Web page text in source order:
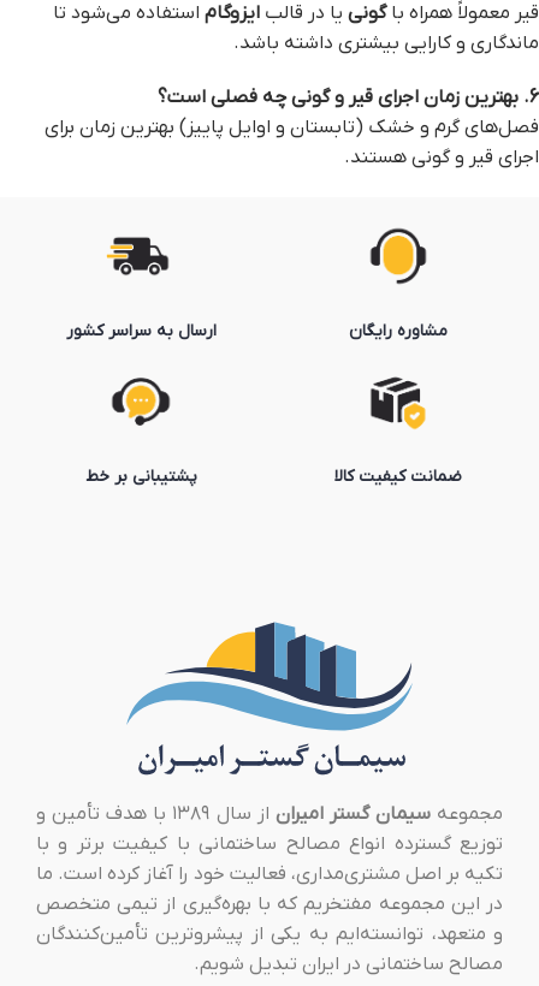
قیر معمولاً همراه باگونی یا در قالب ایزوگام استفاده می‌شود تا
ماندگاری و کارایی بیشتری داشته باشد.
6. بهترین زمان اجرای قیر و گونی چه فصلی است؟
فصل‌های گرم و خشک (تابستان و اوایل پاییز) بهترین زمان برای
اجرای قیر و گونی هستند.
مشاوره رایگان
ضمانت کیفیت کالا
ارسال به سراسر کشور
پشتیبانی بر خط
مجموعهسیمان گستر امیران
از سال ۱۳۸۹ با هدف تأمین و
توزیع گسترده انواع مصالح ساختمانی با کیفیت برتر و با
تکیه بر اصل مشتری‌مداری، فعالیت خود را آغاز کرده است. ما
در این مجموعه مفتخریم که با بهره‌گیری از تیمی متخصص
و متعهد، توانسته‌ایم به یکی از پیشروترین تأمین‌کنندگان
مصالح ساختمانی در ایران تبدیل شویم.